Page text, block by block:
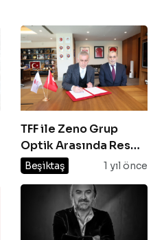
TFF ile Zeno Grup
Optik Arasında Resmi
Sponsorluk
Anlaşması İmzalandı
Beşiktaş 1 yıl önce